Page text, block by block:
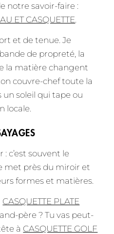
notre savoir-faire :
ET CASQUETTE
et de tenue. Je
de propreté, la
la matière changent
couvre-chef toute la
un soleil qui tape ou
locale.
c’est souvent le
met près du miroir et
formes et matières.
CASQUETTE PLATE
père ? Tu vas peut-
à CASQUETTE GOLF